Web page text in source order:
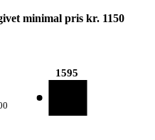
minimal pris kr. 1150
1595